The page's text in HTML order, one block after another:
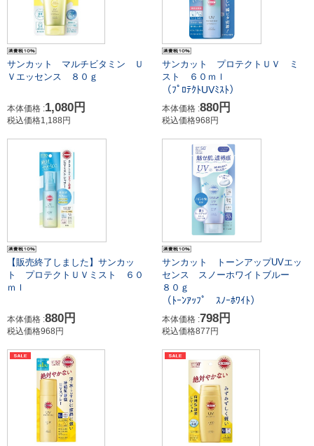
サンカット マルチビタミン Ｕ
Ｖエッセンス ８０ｇ
本体価格 :1,080円
税込価格1,188円
サンカット プロテクトＵＶ ミ
スト ６０ｍｌ
（ﾌﾟﾛﾃｸﾄUVﾐｽﾄ）
本体価格 :880円
税込価格968円
【販売終了しました】サンカッ
ト プロテクトＵＶミスト ６０
ｍｌ
本体価格 :880円
税込価格968円
サンカット トーンアップUVエッ
センス スノーホワイトブルー
８０ｇ
（ﾄｰﾝｱｯﾌﾟ ｽﾉｰﾎﾜｲﾄ）
本体価格 :798円
税込価格877円